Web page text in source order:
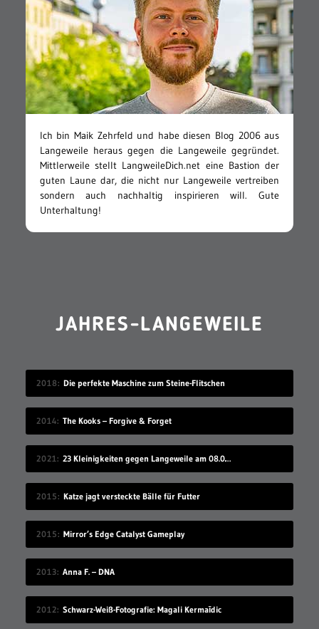
Ich bin Maik Zehrfeld und habe diesen Blog 2006 aus
Langeweile heraus gegen die Langeweile gegründet.
Mittlerweile stellt LangweileDich.net eine Bastion der
guten Laune dar, die nicht nur Langeweile vertreiben
sondern auch nachhaltig inspirieren will. Gute
Unterhaltung!
JAHRES-LANGEWEILE
2018 Die perfekte Maschine zum Steine-Flitschen
2014 The Kooks – Forgive & Forget
2021 23 Kleinigkeiten gegen Langeweile am 08.08.2021
2015 Katze jagt versteckte Bälle für Futter
2015 Mirror’s Edge Catalyst Gameplay
2013 Anna F. – DNA
2012 Schwarz-Weiß-Fotografie: Magali Kermaīdic